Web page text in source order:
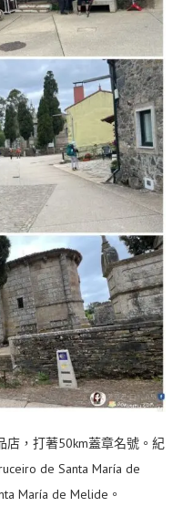
店，打著50km蓋章名號。紀
de Santa María de
María de Melide。